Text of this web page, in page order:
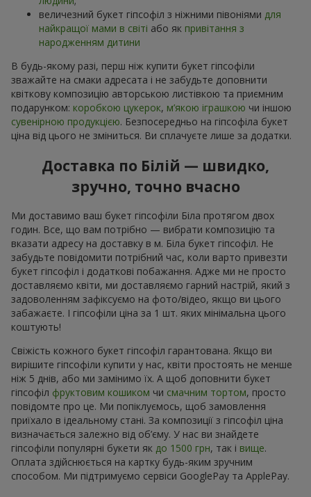
величезний букет гіпсофіл з ніжними півоніями для
найкращої мами в світі або як привітання з
народженням дитини
В будь-якому разі, перш ніж купити букет гіпсофіли
зважайте на смаки адресата і не забудьте доповнити
квіткову композицію авторською листівкою та приємним
подарунком: коробкою цукерок, м’якою іграшкою чи іншою
сувенірною продукцією. Безпосередньо на гіпсофіла букет
ціна від цього не зміниться. Ви сплачуєте лише за додатки.
Доставка по Білій — швидко,
зручно, точно вчасно
Ми доставимо ваш букет гіпсофіли Біла протягом двох
годин. Все, що вам потрібно — вибрати композицію та
вказати адресу на доставку в м. Біла букет гіпсофіл. Не
забудьте повідомити потрібний час, коли варто привезти
букет гіпсофіл і додаткові побажання. Адже ми не просто
доставляємо квіти, ми доставляємо гарний настрій, який з
задоволенням зафіксуємо на фото/відео, якщо ви цього
забажаєте. І гіпсофіли ціна за 1 шт. яких мінімальна цього
коштують!
Свіжість кожного букет гіпсофіл гарантована. Якщо ви
вирішите гіпсофіли купити у нас, квіти простоять не менше
ніж 5 днів, або ми замінимо їх. А щоб доповнити букет
гіпсофіл фруктовим кошиком чи смачним тортом, просто
повідомте про це. Ми попіклуємось, щоб замовлення
приїхало в ідеальному стані. За композиції з гіпсофіл ціна
визначається залежно від об’єму. У нас ви знайдете
гіпсофіли популярні букети як до 1500 грн, так і вище.
Оплата здійснюється на картку будь-яким зручним
способом. Ми підтримуємо сервіси GooglePay та ApplePay.